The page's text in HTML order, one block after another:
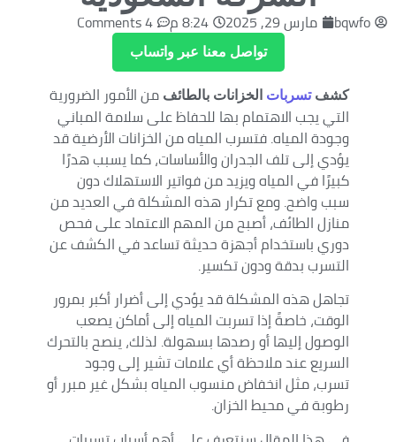
bqwfo مارس 29, 2025 8:24 م 4 Comments
تواصل معنا عبر واتساب
كشفتسربات الخزانات بالطائف من الأمور الضرورية
التي يجب الاهتمام بها للحفاظ على سلامة المباني
وجودة المياه. فتسرب المياه من الخزانات الأرضية قد
يؤدي إلى تلف الجدران والأساسات، كما يسبب هدرًا
كبيرًا في المياه ويزيد من فواتير الاستهلاك دون
سبب واضح. ومع تكرار هذه المشكلة في العديد من
منازل الطائف، أصبح من المهم الاعتماد على فحص
دوري باستخدام أجهزة حديثة تساعد في الكشف عن
التسرب بدقة ودون تكسير.
تجاهل هذه المشكلة قد يؤدي إلى أضرار أكبر بمرور
الوقت، خاصةً إذا تسربت المياه إلى أماكن يصعب
الوصول إليها أو رصدها بسهولة. لذلك، ينصح بالتحرك
السريع عند ملاحظة أي علامات تشير إلى وجود
تسرب، مثل انخفاض منسوب المياه بشكل غير مبرر أو
رطوبة في محيط الخزان.